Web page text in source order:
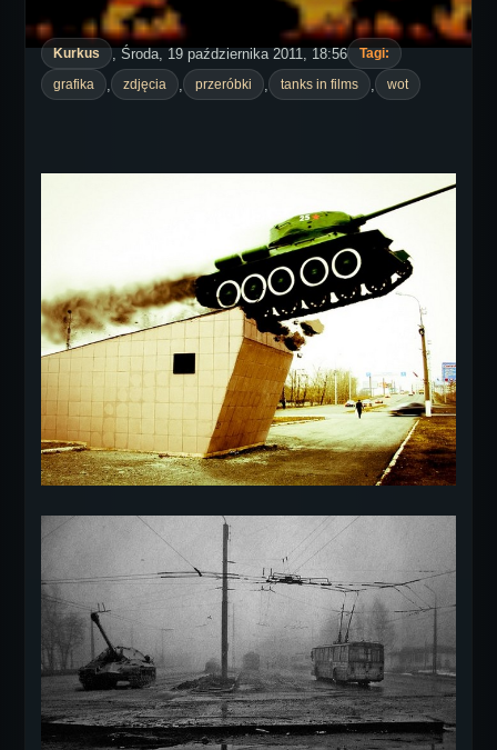
Kurkus , Środa, 19 października 2011, 18:56
Tagi:
grafika
zdjęcia przeróbki tanks in films wot